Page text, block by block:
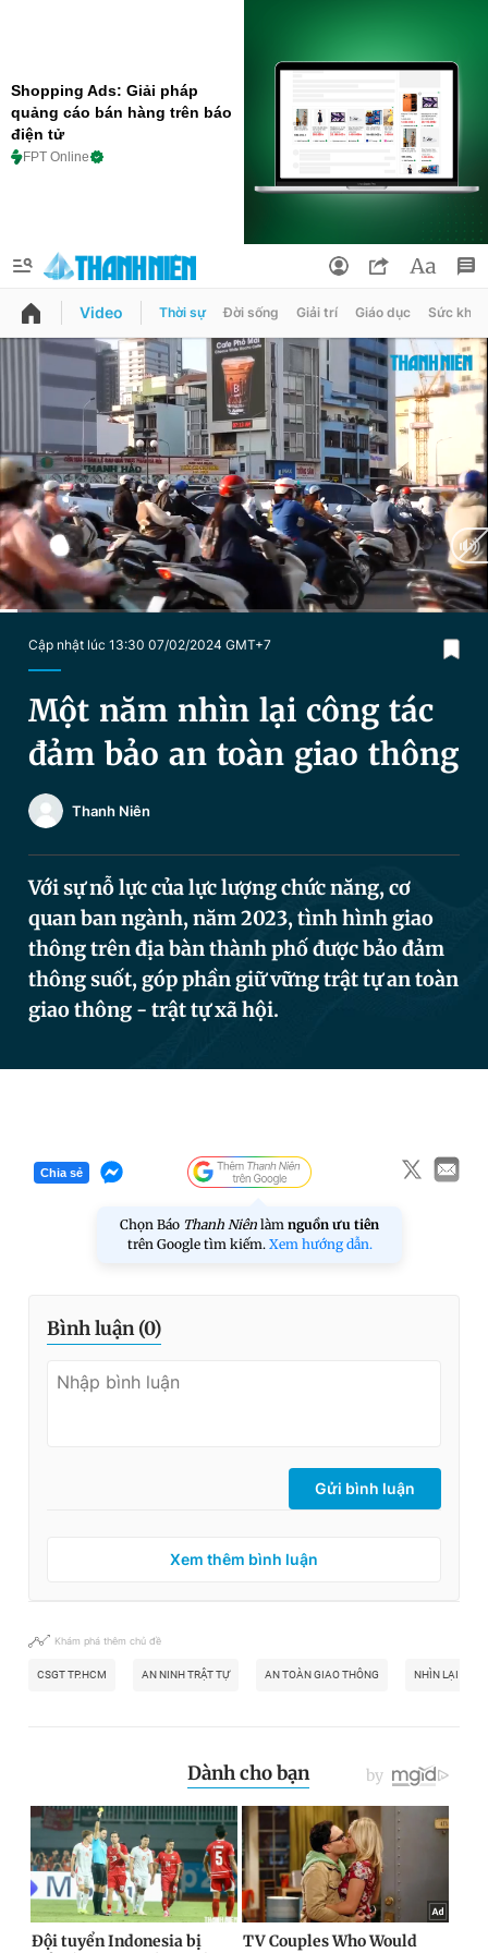
Shopping Ads: Giải pháp
quảng cáo bán hàng trên báo
điện tử
FPT Online
QUẢNG CÁO
Chuyên mục
Chuyên mục khác
Chào ngày mới Tin 24h
Video Magazine
Tiện ích
Thông tin tòa soạn Liên hệ quảng cáo
Theo dõi báo trên
Liên hệ quảng cáo
Đặt báo Quảng cáo
Phó tổng biên tập thường trực: Hải Thành
Giấy phép xuất bản số 110/GP - BTTTT cấp ngày 24.3.2020
© 2003-2026 Bản quyền thuộc về Báo Thanh Niên. Cấm sao
Thông tin tài khoản
Đổi mật khẩu
Tin đã lưu
Tin đã xem
Đăng xuất
Video Thời sự Đời sống Giải trí Giáo dục Sức khỏe
Cập nhật lúc 13:30 07/02/2024 GMT+7
Một năm nhìn lại công tác
đảm bảo an toàn giao thông
Thanh Niên
Với sự nỗ lực của lực lượng chức năng, cơ
quan ban ngành, năm 2023, tình hình giao
thông trên địa bàn thành phố được bảo đảm
thông suốt, góp phần giữ vững trật tự an toàn
giao thông - trật tự xã hội.
Chia sẻ
Chọn Báo Thanh Niên làm nguồn ưu tiên
trên Google tìm kiếm. Xem hướng dẫn.
Bình luận (0)
Gửi bình luận
Xem thêm bình luận
Khám phá thêm chủ đề
CSGT TP.HCM AN NINH TRẬT TỰ AN TOÀN GIAO THÔNG NHÌN LẠI 1